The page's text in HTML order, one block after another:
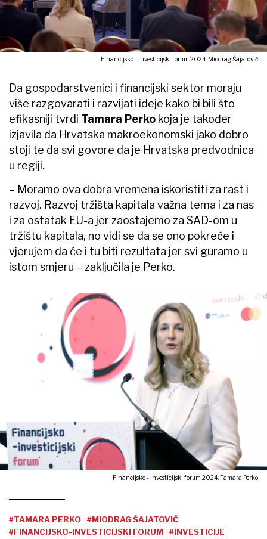
Financijsko - investicijski forum 2024. Miodrag Šajatović
Da gospodarstvenici i financijski sektor moraju
više razgovarati i razvijati ideje kako bi bili što
efikasniji tvrdi Tamara Perko koja je također
izjavila da Hrvatska makroekonomski jako dobro
stoji te da svi govore da je Hrvatska predvodnica
u regiji.
– Moramo ova dobra vremena iskoristiti za rast i
razvoj. Razvoj tržišta kapitala važna tema i za nas
i za ostatak EU-a jer zaostajemo za SAD-om u
tržištu kapitala, no vidi se da se ono pokreće i
vjerujem da će i tu biti rezultata jer svi guramo u
istom smjeru – zaključila je Perko.
Financijsko - investicijski forum 2024. Tamara Perko
#TAMARA PERKO
#MIODRAG ŠAJATOVIĆ
#FINANCIJSKO-INVESTICIJSKI FORUM
#INVESTICIJE